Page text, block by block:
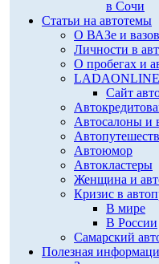
в Сочи
Статьи на автотемы
О ВАЗе и
Личности в
О пробегах и
Сайт
Автосалоны и
Автоюмор
Автокластеры
Женщина и
Кризис в
В мире
В России
Самарский
Полезная